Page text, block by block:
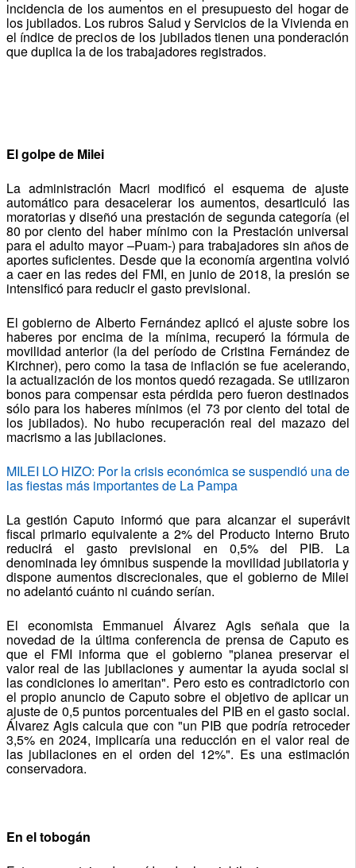
incidencia de los aumentos en el presupuesto del hogar de
los jubilados. Los rubros Salud y Servicios de la Vivienda en
el índice de precios de los jubilados tienen una ponderación
que duplica la de los trabajadores registrados.
El golpe de Milei
La administración Macri modificó el esquema de ajuste
automático para desacelerar los aumentos, desarticuló las
moratorias y diseñó una prestación de segunda categoría (el
80 por ciento del haber mínimo con la Prestación universal
para el adulto mayor –Puam-) para trabajadores sin años de
aportes suficientes. Desde que la economía argentina volvió
a caer en las redes del FMI, en junio de 2018, la presión se
intensificó para reducir el gasto previsional.
El gobierno de Alberto Fernández aplicó el ajuste sobre los
haberes por encima de la mínima, recuperó la fórmula de
movilidad anterior (la del período de Cristina Fernández de
Kirchner), pero como la tasa de inflación se fue acelerando,
la actualización de los montos quedó rezagada. Se utilizaron
bonos para compensar esta pérdida pero fueron destinados
sólo para los haberes mínimos (el 73 por ciento del total de
los jubilados). No hubo recuperación real del mazazo del
macrismo a las jubilaciones.
MILEI LO HIZO: Por la crisis económica se suspendió una de
las fiestas más importantes de La Pampa
La gestión Caputo informó que para alcanzar el superávit
fiscal primario equivalente a 2% del Producto Interno Bruto
reducirá el gasto previsional en 0,5% del PIB. La
denominada ley ómnibus suspende la movilidad jubilatoria y
dispone aumentos discrecionales, que el gobierno de Milei
no adelantó cuánto ni cuándo serían.
El economista Emmanuel Álvarez Agis señala que la
novedad de la última conferencia de prensa de Caputo es
que el FMI informa que el gobierno "planea preservar el
valor real de las jubilaciones y aumentar la ayuda social si
las condiciones lo ameritan". Pero esto es contradictorio con
el propio anuncio de Caputo sobre el objetivo de aplicar un
ajuste de 0,5 puntos porcentuales del PIB en el gasto social.
Álvarez Agis calcula que con "un PIB que podría retroceder
3,5% en 2024, implicaría una reducción en el valor real de
las jubilaciones en el orden del 12%". Es una estimación
conservadora.
En el tobogán